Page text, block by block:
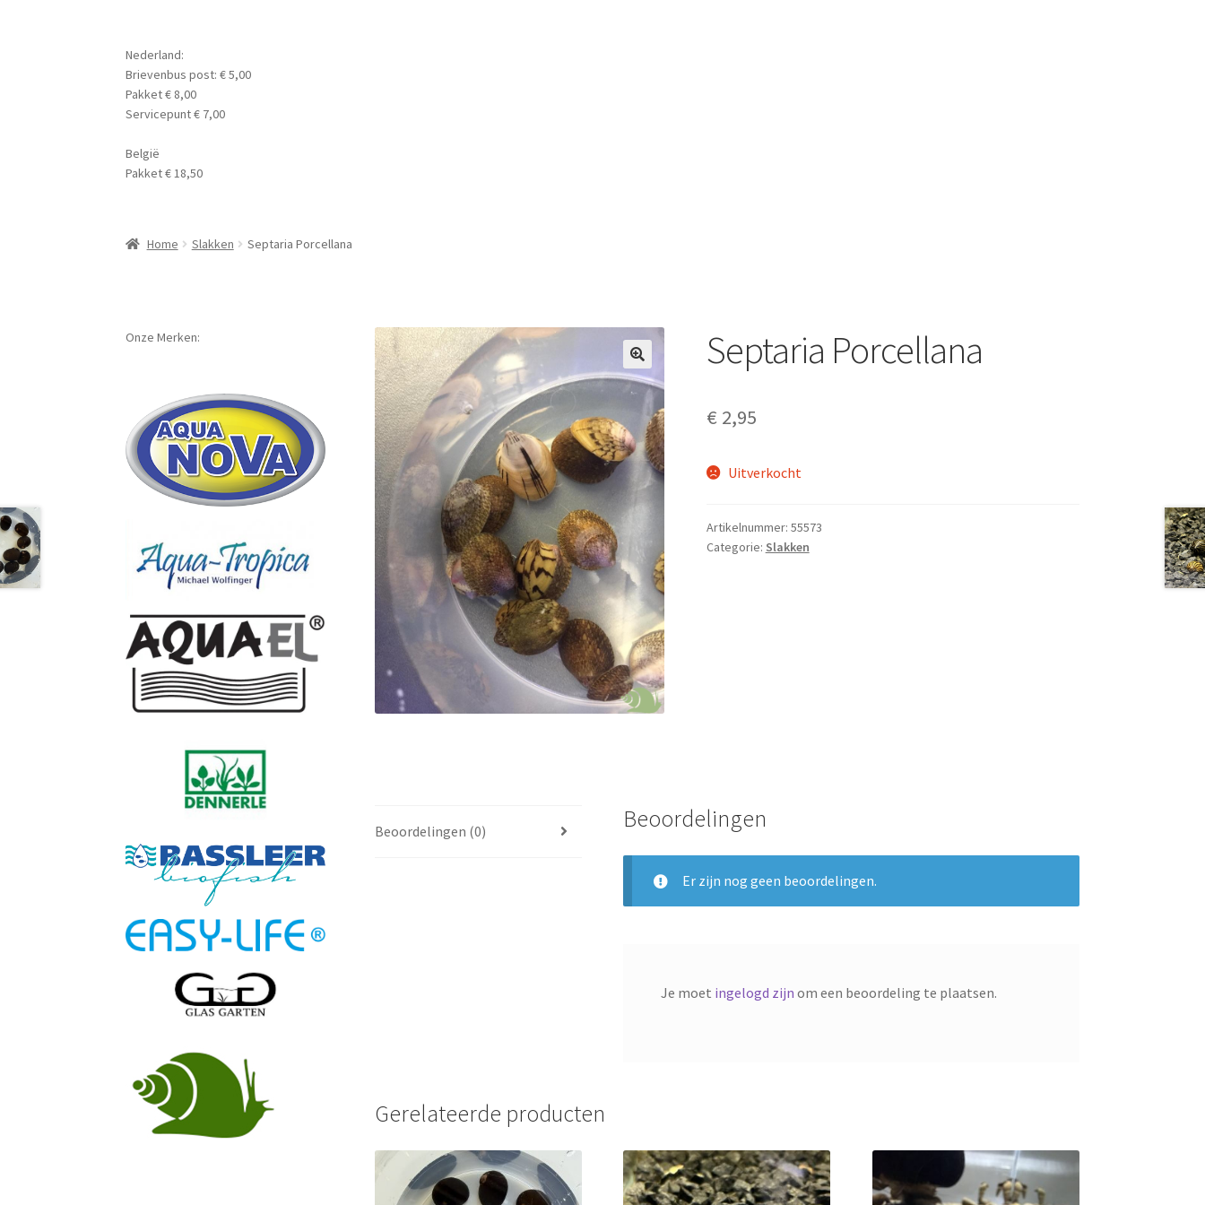
Nederland:
Brievenbus post: € 5,00
Pakket € 8,00
Servicepunt € 7,00
België
Pakket € 18,50
Home Slakken Septaria Porcellana
Septaria Porcellana
€ 2,95
Uitverkocht
Artikelnummer: 55573
Categorie: Slakken
Beoordelingen (0) Beoordelingen
Er zijn nog geen beoordelingen.
Je moet ingelogd zijn om een beoordeling te plaatsen.
Gerelateerde producten
Onze Merken: